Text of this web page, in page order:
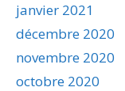
janvier 2021
décembre 2020
novembre 2020
octobre 2020